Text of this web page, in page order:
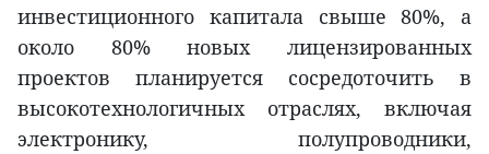
инвестиционного капитала свыше 80%, а
около 80% новых лицензированных
проектов планируется сосредоточить в
высокотехнологичных отраслях, включая
электронику, полупроводники,